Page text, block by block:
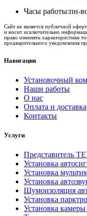
Часы работы:пн-
Сайт не является публичной
и носит исключительно
право изменять характеристики
предварительного уведомления
Навигация
Установочный
Наши работы
О нас
Оплата и доставка
Контакты
Услуги
Представитель
Установка
Установка
Установка
Шумоизоляция
Установка
Установка камеры